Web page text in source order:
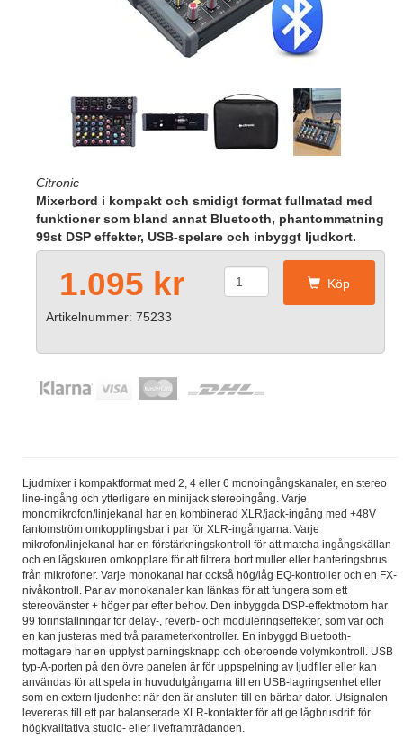
Citronic
Mixerbord i kompakt och smidigt format fullmatad med
funktioner som bland annat Bluetooth, phantommatning
99st DSP effekter, USB-spelare och inbyggt ljudkort.
1.095 kr Köp
Artikelnummer: 75233
Ljudmixer i kompaktformat med 2, 4 eller 6 monoingångskanaler, en stereo
line-ingång och ytterligare en minijack stereoingång. Varje
monomikrofon/linjekanal har en kombinerad XLR/jack-ingång med +48V
fantomström omkopplingsbar i par för XLR-ingångarna. Varje
mikrofon/linjekanal har en förstärkningskontroll för att matcha ingångskällan
och en lågskuren omkopplare för att filtrera bort muller eller hanteringsbrus
från mikrofoner. Varje monokanal har också hög/låg EQ-kontroller och en FX-
nivåkontroll. Par av monokanaler kan länkas för att fungera som ett
stereovänster + höger par efter behov. Den inbyggda DSP-effektmotorn har
99 förinställningar för delay-, reverb- och moduleringseffekter, som var och
en kan justeras med två parameterkontroller. En inbyggd Bluetooth-
mottagare har en upplyst parningsknapp och oberoende volymkontroll. USB
typ-A-porten på den övre panelen är för uppspelning av ljudfiler eller kan
användas för att spela in huvudutgångarna till en USB-lagringsenhet eller
som en extern ljudenhet när den är ansluten till en bärbar dator. Utsignalen
levereras till ett par balanserade XLR-kontakter för att ge lågbrusdrift för
högkvalitativa studio- eller liveframträdanden.